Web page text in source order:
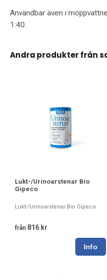
Användbar även i
1:40.
Andra produkter från
Lukt-/Urinoarstenar Bio
Gipeco
Lukt-/Urinoarstenar Bio Gipeco
från 816 kr